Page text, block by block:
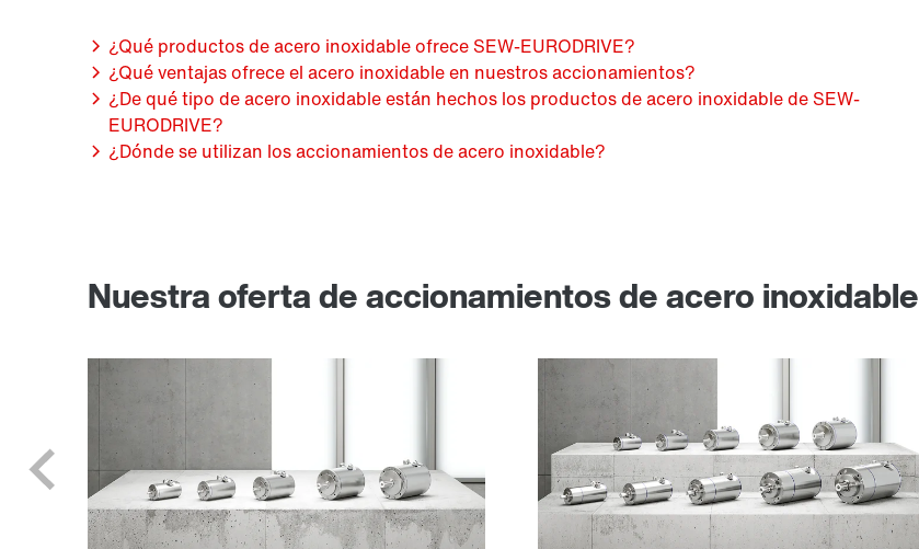
¿Qué productos de acero inoxidable ofrece SEW-EURODRIVE?
¿Qué ventajas ofrece el acero inoxidable en nuestros accionamientos?
¿De qué tipo de acero inoxidable están hechos los productos de acero inoxidable de SEW-
EURODRIVE?
¿Dónde se utilizan los accionamientos de acero inoxidable?
Nuestra oferta de accionamientos de acero inoxidable